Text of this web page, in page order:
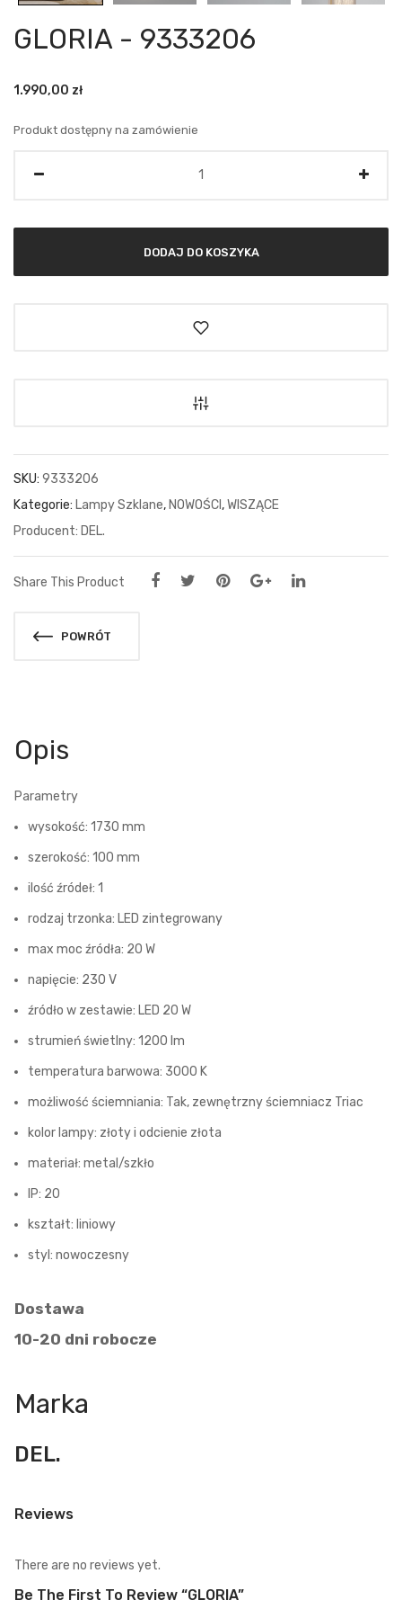
GLORIA - 9333206
1.990,00 zł
Produkt dostępny na zamówienie
DODAJ DO KOSZYKA
SKU: 9333206
Kategorie: Lampy Szklane, NOWOŚCI,WISZĄCE
DEL.
Share This Product
POWRÓT
Opis
Parametry
wysokość: 1730 mm
szerokość: 100 mm
ilość źródeł: 1
rodzaj trzonka: LED zintegrowany
max moc źródła: 20 W
napięcie: 230 V
źródło w zestawie: LED 20 W
strumień świetlny: 1200 lm
temperatura barwowa: 3000 K
możliwość ściemniania: Tak, zewnętrzny ściemniacz Triac
kolor lampy: złoty i odcienie złota
materiał: metal/szkło
IP: 20
kształt: liniowy
styl: nowoczesny
Dostawa
10-20 dni robocze
Marka
DEL.
Reviews
There are no reviews yet.
Be The First To Review “GLORIA”